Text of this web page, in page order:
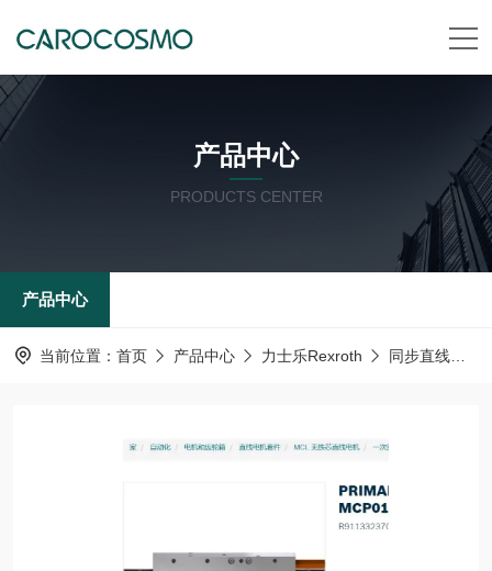
产品中心
PRODUCTS CENTER
产品中心
当前位置： 首页 产品中心 力士乐Rexroth 同步直线电机